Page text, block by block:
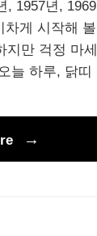
1957년,
게 시작해
만 걱정 마
늘 하루, 닭